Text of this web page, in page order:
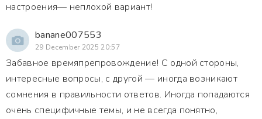
настроения— неплохой вариант!
banane007553
29 December 2025 20:57
Забавное времяпрепровождение! С одной стороны,
интересные вопросы, с другой — иногда возникают
сомнения в правильности ответов. Иногда попадаются
очень специфичные темы, и не всегда понятно,